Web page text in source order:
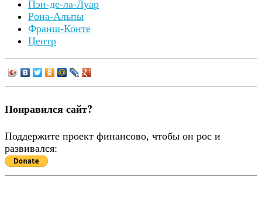
Пэи-де-ла-Луар
Рона-Альпы
Франш-Конте
Центр
Понравился сайт?
Поддержите проект финансово, чтобы он рос и
развивался: